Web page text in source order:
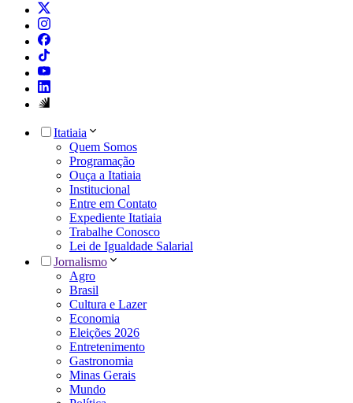
Itatiaia
Quem Somos
Programação
Ouça a Itatiaia
Institucional
Entre em Contato
Expediente Itatiaia
Trabalhe Conosco
Lei de Igualdade Salarial
Jornalismo
Agro
Brasil
Cultura e Lazer
Economia
Eleições 2026
Entretenimento
Gastronomia
Minas Gerais
Mundo